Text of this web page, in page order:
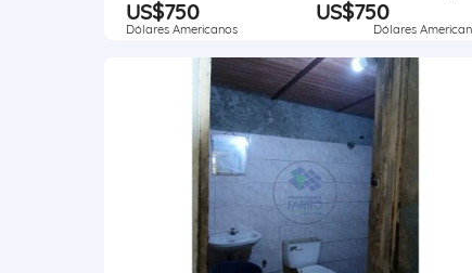
US$750
Dólares Americanos
US$750
Dólares